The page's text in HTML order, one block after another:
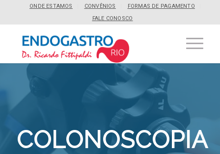
ONDE ESTAMOS CONVÊNIOS
FORMAS DE PAGAMENTO
FALE CONOSCO
COLONOSCOPIA